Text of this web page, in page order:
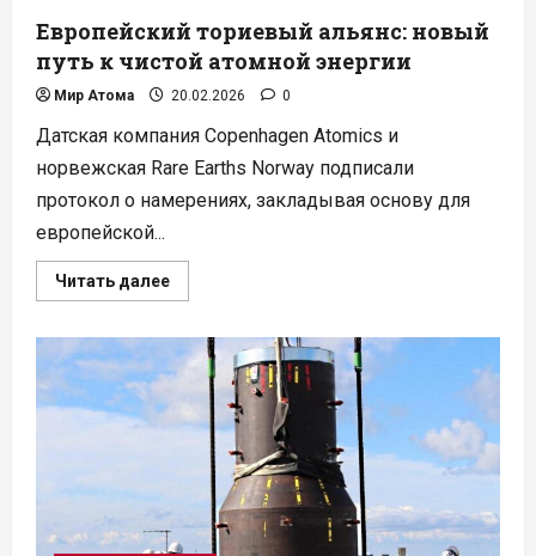
Европейский ториевый альянс: новый
путь к чистой атомной энергии
Мир Атома 20.02.2026 0
Датская компания Copenhagen Atomics и
норвежская Rare Earths Norway подписали
протокол о намерениях, закладывая основу для
европейской...
Читать далееПрочитать
больше
ториевый
альянс:
новый
чистой
атомной
энергии